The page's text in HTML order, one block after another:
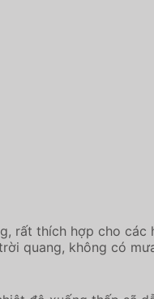
rất thích hợp cho các
quang, không có